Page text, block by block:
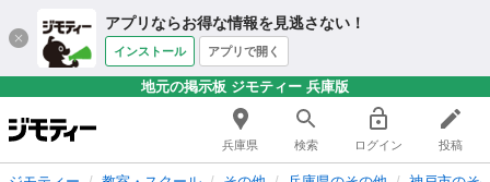
アプリならお得な情報を見逃さない！
インストール アプリで開く
地元の掲示板 ジモティー 兵庫版
兵庫県 検索 ログイン 投稿